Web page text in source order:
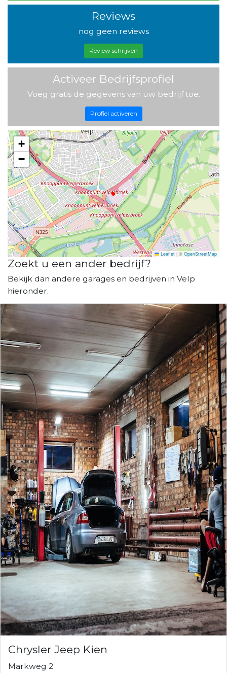
Reviews
nog geen reviews
Review schrijven
Activeer Bedrijfsprofiel
Voeg gratis de gegevens van uw bedrijf toe.
Profiel activeren
+
−
Leaflet | © OpenStreetMap
Zoekt u een ander bedrijf?
Bekijk dan andere garages en bedrijven in Velp
hieronder.
Chrysler Jeep Kien
Markweg 2